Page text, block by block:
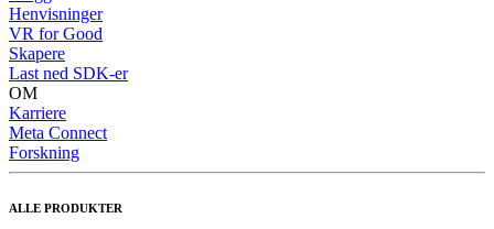
Henvisninger
VR for Good
Skapere
Last ned SDK-er
OM
Karriere
Meta Connect
Forskning
ALLE PRODUKTER